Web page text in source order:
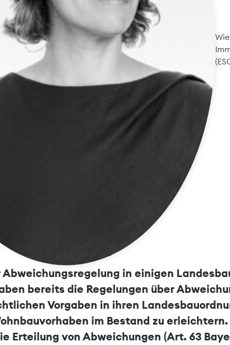
für das Bauen im Bestand,
in einigen
bereits die Regelungen über
Vorgaben in ihren
im Bestand zu
Erteilung von Abweichungen (Art. 63